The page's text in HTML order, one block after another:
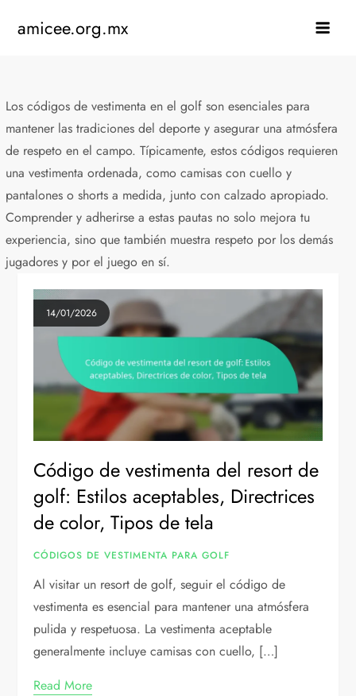
amicee.org.mx
Los códigos de vestimenta en el golf son esenciales para
mantener las tradiciones del deporte y asegurar una atmósfera
de respeto en el campo. Típicamente, estos códigos requieren
una vestimenta ordenada, como camisas con cuello y
pantalones o shorts a medida, junto con calzado apropiado.
Comprender y adherirse a estas pautas no solo mejora tu
experiencia, sino que también muestra respeto por los demás
jugadores y por el juego en sí.
14/01/2026
Código de vestimenta del resort de
golf: Estilos aceptables, Directrices
de color, Tipos de tela
CÓDIGOS DE VESTIMENTA PARA GOLF
Al visitar un resort de golf, seguir el código de
vestimenta es esencial para mantener una atmósfera
pulida y respetuosa. La vestimenta aceptable
generalmente incluye camisas con cuello, […]
Read More